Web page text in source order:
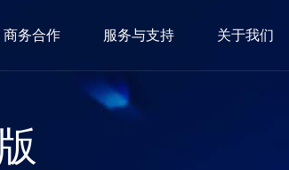
商务合作 服务与支持 关于我们